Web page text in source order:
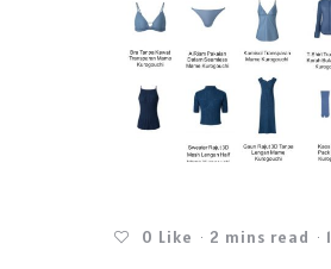
0 Like 2 mins read